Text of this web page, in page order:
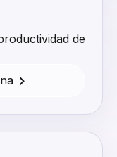
de